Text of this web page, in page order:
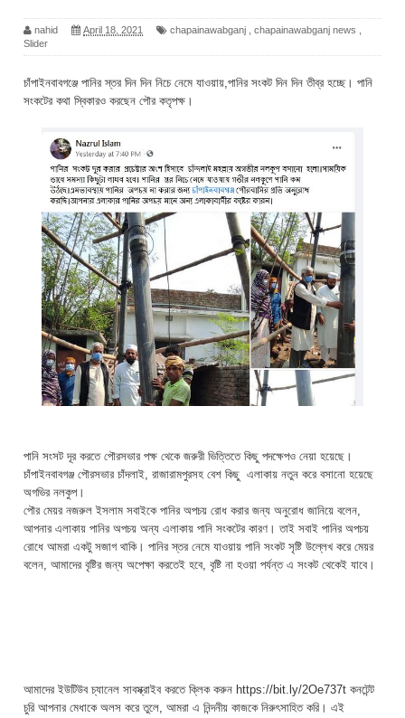
nahid April 18, 2021 chapainawabganj chapainawabganj news
Slider
চাঁপাইনবাবগঞ্জে পানির স্তর দিন দিন নিচে নেমে যাওয়ায়,পানির সংকট দিন দিন তীব্র হচ্ছে। পানি
সংকটের কথা স্বিকারও করছেন পৌর কতৃপক্ষ।
পানি সংসট দূর করতে পৌরসভার পক্ষ থেকে জরুরী ভিত্তিতে কিছু পদক্ষেপও নেয়া হয়েছে।
চাঁপাইনবাবগঞ্জ পৌরসভার চাঁদলাই, রাজারামপুরসহ বেশ কিছু এলাকায় নতুন করে বসানো হয়েছে
অগভির নলকুপ।
পৌর মেয়র নজরুল ইসলাম সবাইকে পানির অপচয় রোধ করার জন্য অনুরোধ জানিয়ে বলেন,
আপনার এলাকায় পানির অপচয় অন্য এলাকায় পানি সংকটের কারণ। তাই সবাই পানির অপচয়
রোধে আমরা একটু সজাগ থাকি। পানির স্তর নেমে যাওয়ায় পানি সংকট সৃষ্টি উল্লেখ করে মেয়র
বলেন, আমাদের বৃষ্টির জন্য অপেক্ষা করতেই হবে, বৃষ্টি না হওয়া পর্যন্ত এ সংকট থেকেই যাবে।
আমাদের ইউটিউব চ্যানেল সাবস্ক্রাইব করতে ক্লিক করুন https://bit.ly/2Oe737t কনটেন্ট
চুরি আপনার মেধাকে অলস করে তুলে, আমরা এ নিন্দনীয় কাজকে নিরুৎসাহিত করি। এই